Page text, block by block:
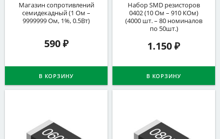
Магазин сопротивлений
семидекадный (1 Ом –
9999999 Ом, 1%, 0.5Вт)
590₽
В КОРЗИНУ
Набор SMD резисторов
0402 (10 Ом – 910 КОм)
(4000 шт. – 80 номиналов
по 50шт.)
1.150₽
В КОРЗИНУ